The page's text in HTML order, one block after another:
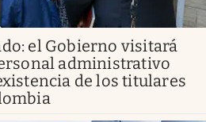
el Gobierno visitará
administrativo
de los titulares